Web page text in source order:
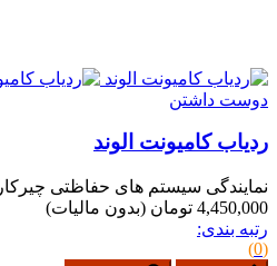
دوست داشتن
ردیاب کامیونت الوند
نمایندگی سیستم های حفاظتی چیرکار
4,450,000 تومان
(بدون مالیات)
رتبه بندی:
(0)